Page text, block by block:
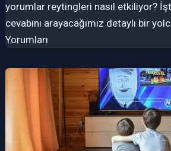
yorumlar reytingleri nasıl etkiliyor?
cevabını arayacağımız detaylı bir
Yorumları